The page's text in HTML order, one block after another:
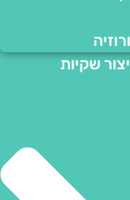
שקיות